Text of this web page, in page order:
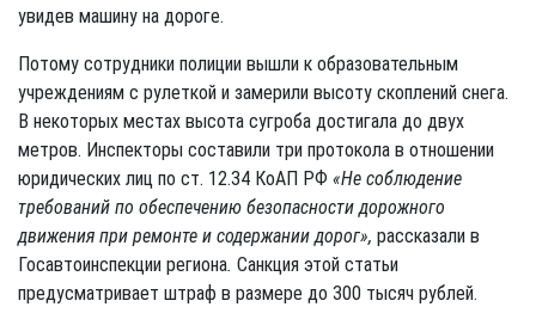
увидев машину на дороге.
Потому сотрудники полиции вышли к образовательным
учреждениям с рулеткой и замерили высоту скоплений снега.
В некоторых местах высота сугроба достигала до двух
метров. Инспекторы составили три протокола в отношении
юридических лиц по ст. 12.34 КоАП РФ «Не соблюдение
требований по обеспечению безопасности дорожного
движения при ремонте и содержании дорог», рассказали в
Госавтоинспекции региона. Санкция этой статьи
предусматривает штраф в размере до 300 тысяч рублей.